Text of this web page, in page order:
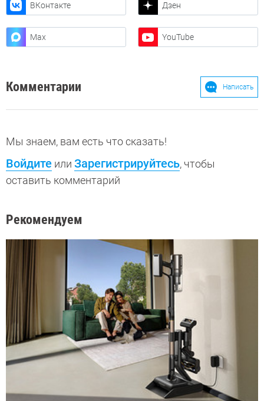
ВКонтакте Дзен
Max YouTube
Комментарии Написать
Мы знаем, вам есть что сказать!
Войдите или Зарегистрируйтесь, чтобы
оставить комментарий
Рекомендуем